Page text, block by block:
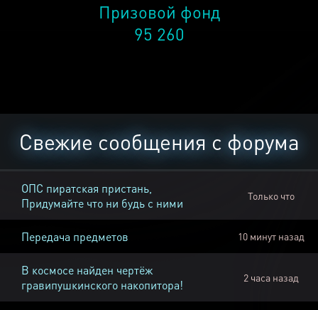
Призовой фонд
95 260
Свежие сообщения с форума
ОПС пиратская пристань,
Придумайте что ни будь с ними
Только что
Передача предметов 10 минут назад
В космосе найден чертёж
гравипушкинского накопитора!
2 часа назад